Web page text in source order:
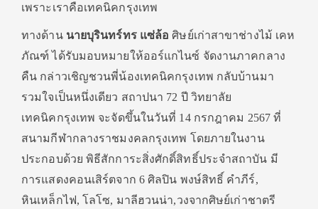
เพราะเราคือเทคนิคกรุงเทพ
ทางด้าน นายบุรินทร์ทร แซ่ล้อ ศิษย์เก่าสาขาช่างไม้ เคห
ภัณฑ์ ได้รับมอบหมายให้ออร์แกไนซ์ จัดงานภาคกลาง
คืน กล่าวเชิญชวนพี่น้องเทคนิคกรุงเทพ กลับบ้านมา
รวมใจเป็นหนึ่งเดียว สถาปนา 72 ปี วิทยาลัย
เทคนิคกรุงเทพ จะจัดขึ้นในวันที่ 14 กรกฎาคม 2567 ที่
สนามกีฬากลางราชมงคลกรุงเทพ โดยภายในงาน
ประกอบด้วย พิธีสักการะสิ่งศักดิ์สิทธิ์ประจำสถาบัน มี
การแสดงคอนเสิร์ตจาก 6 ศิลปิน พงษ์สิทธิ์ คำภีร์,
หินเหล็กไฟ, โลโซ, มาลีฮวนน่า,วงจากศิษย์เก่าชาตรี